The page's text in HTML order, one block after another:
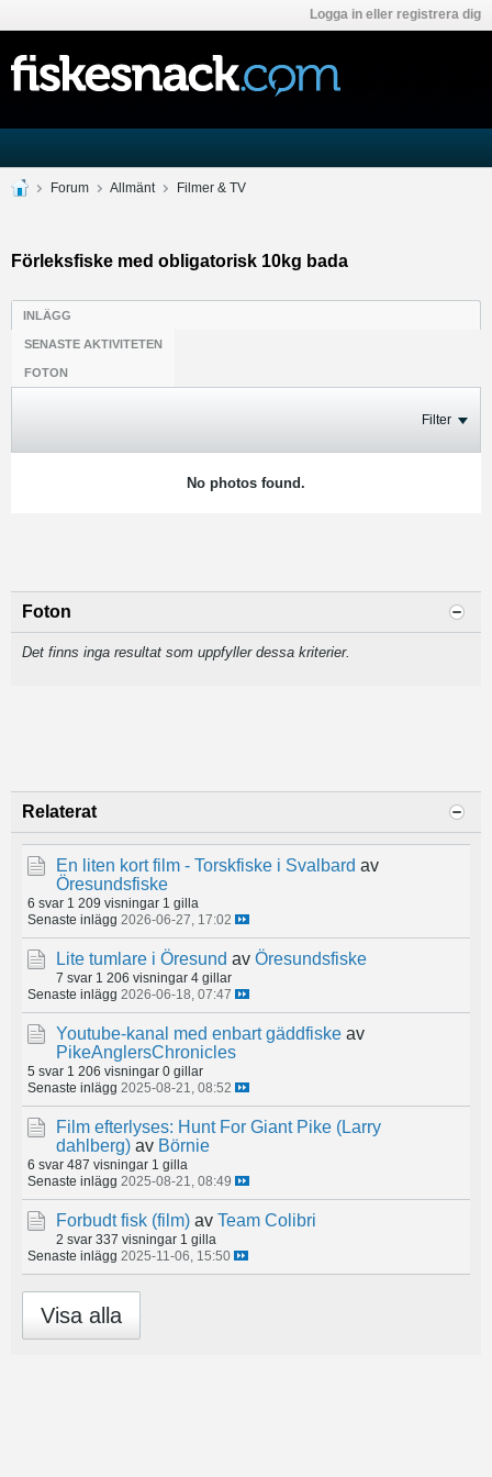
Logga in eller registrera dig
Forum Allmänt Filmer & TV
Förleksfiske med obligatorisk 10kg bada
INLÄGG
SENASTE AKTIVITETEN
FOTON
Filter
No photos found.
Foton
Det finns inga resultat som uppfyller dessa kriterier.
Relaterat
En liten kort film - Torskfiske i Svalbard av
Öresundsfiske
6 svar 1 209 visningar 1 gilla
Senaste inlägg 2026-06-27, 17:02
Lite tumlare i Öresund av Öresundsfiske
7 svar 1 206 visningar 4 gillar
Senaste inlägg 2026-06-18, 07:47
Youtube-kanal med enbart gäddfiske av
PikeAnglersChronicles
5 svar 1 206 visningar 0 gillar
Senaste inlägg 2025-08-21, 08:52
Film efterlyses: Hunt For Giant Pike (Larry
dahlberg) av Börnie
6 svar 487 visningar 1 gilla
Senaste inlägg 2025-08-21, 08:49
Forbudt fisk (film) av Team Colibri
2 svar 337 visningar 1 gilla
Senaste inlägg 2025-11-06, 15:50
Visa alla